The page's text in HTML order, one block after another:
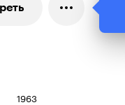
1963